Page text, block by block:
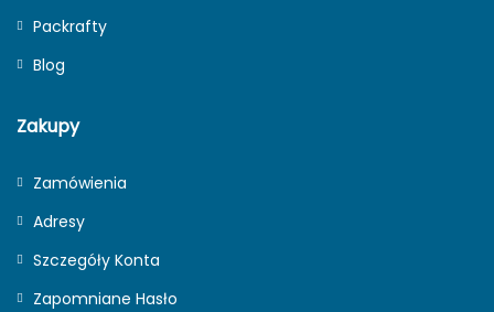
Packrafty
Blog
Zakupy
Zamówienia
Adresy
Szczegóły Konta
Zapomniane Hasło